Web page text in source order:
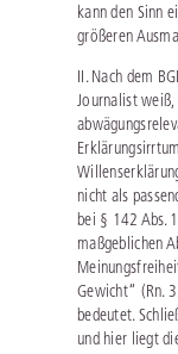
kann den Sinn
größeren
II. Nach dem
Journalist
nicht als
bei § 142 Abs.
maßgeblichen
Gewicht“ (Rn.
bedeutet.
und hier liegt